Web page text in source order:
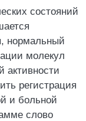
состояний
нормальный
молекул
активности
регистрация
и больной
слово